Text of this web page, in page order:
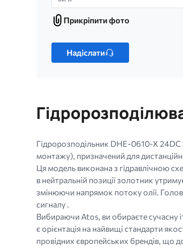
Прикріпити
Прикріпити фото
один
файл.
Дозволені
типи:
jpg
jpeg
png.
Надіслати
Гідророзподільник DHE-0610-X 24DC
монтажу), призначений для
Ця модель виконана з гідравлічною
в нейтральній позиції золотник
змінюючи напрямок потоку олії.
сигналу .
Вибираючи Atos, ви обираєте сучасну
є орієнтація на найвищі стандарти
провідних європейських брендів, що